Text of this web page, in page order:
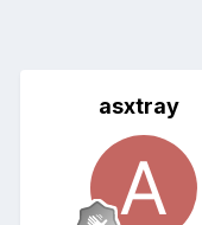
asxtray